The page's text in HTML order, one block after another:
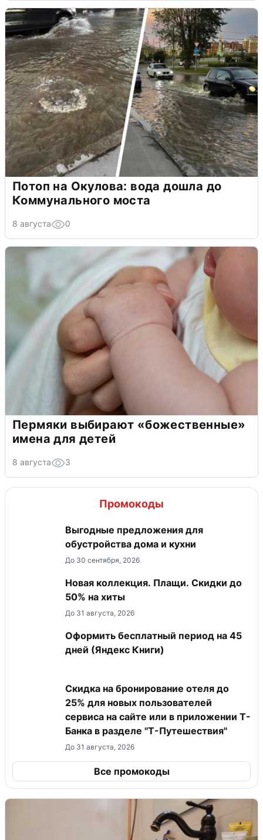
Потоп на Окулова: вода дошла до
Коммунального моста
8 августа 0
Пермяки выбирают «божественные»
имена для детей
8 августа 3
Промокоды
Выгодные предложения для
обустройства дома и кухни
До 30 сентября, 2026
Новая коллекция. Плащи. Скидки до
50% на хиты
До 31 августа, 2026
Оформить бесплатный период на 45
дней (Яндекс Книги)
Скидка на бронирование отеля до
25% для новых пользователей
сервиса на сайте или в приложении Т-
Банка в разделе "Т-Путешествия"
До 31 августа, 2026
Все промокоды